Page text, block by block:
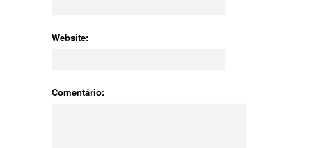
Website:
Comentário: